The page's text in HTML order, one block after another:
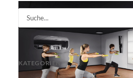
KATEGORIEN